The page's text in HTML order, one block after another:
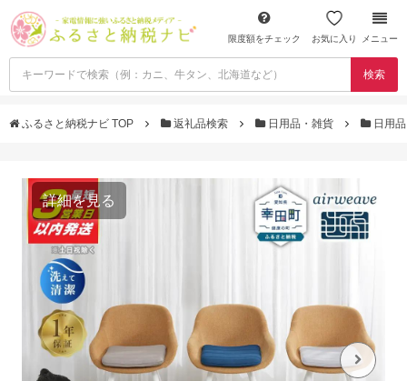
限度額をチェック お気に入り メニュー
検索
ふるさと納税ナビ TOP 返礼品検索 日用品・雑貨 日用
詳細を見る